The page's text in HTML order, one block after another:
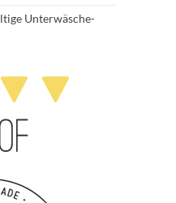
Unterwäsche-